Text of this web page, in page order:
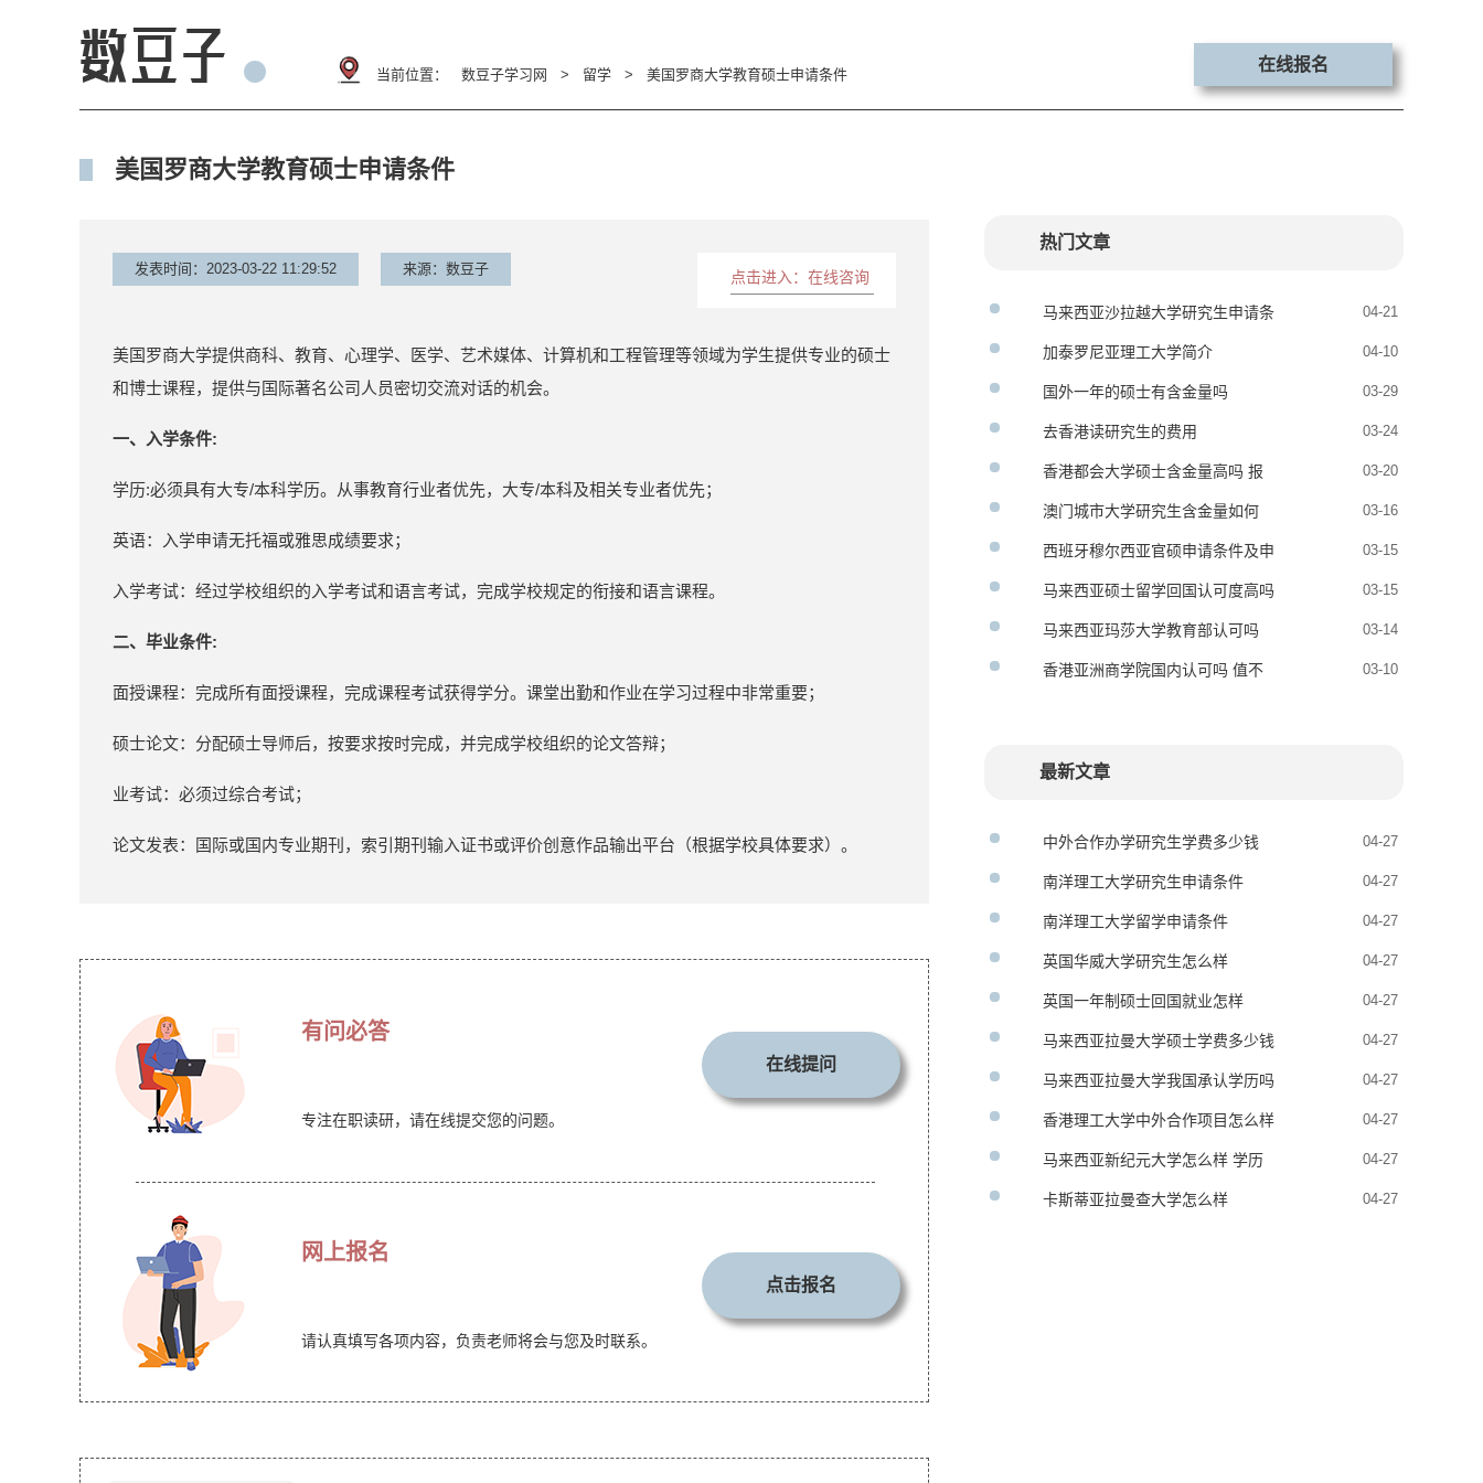
当前位置： 数豆子学习网 > 留学 > 美国罗商大学教育硕士申请条件
在线报名
美国罗商大学教育硕士申请条件
发表时间：2023-03-22 11:29:52 来源：数豆子 点击进入：在线咨询
美国罗商大学提供商科、教育、心理学、医学、艺术媒体、计算机和工程管理等领域为学生提供专业的硕士
和博士课程，提供与国际著名公司人员密切交流对话的机会。
一、入学条件:
学历:必须具有大专/本科学历。从事教育行业者优先，大专/本科及相关专业者优先；
英语：入学申请无托福或雅思成绩要求；
入学考试：经过学校组织的入学考试和语言考试，完成学校规定的衔接和语言课程。
二、毕业条件:
面授课程：完成所有面授课程，完成课程考试获得学分。课堂出勤和作业在学习过程中非常重要；
硕士论文：分配硕士导师后，按要求按时完成，并完成学校组织的论文答辩；
业考试：必须过综合考试；
论文发表：国际或国内专业期刊，索引期刊输入证书或评价创意作品输出平台（根据学校具体要求）。
有问必答
专注在职读研，请在线提交您的问题。
在线提问
网上报名
请认真填写各项内容，负责老师将会与您及时联系。
点击报名
热门文章
马来西亚沙拉越大学研究生申请条
件
04-21
加泰罗尼亚理工大学简介 04-10
国外一年的硕士有含金量吗 03-29
去香港读研究生的费用 03-24
香港都会大学硕士含金量高吗 报
考条件是什么
03-20
澳门城市大学研究生含金量如何 03-16
西班牙穆尔西亚官硕申请条件及申
请材料
03-15
马来西亚硕士留学回国认可度高吗 03-15
马来西亚玛莎大学教育部认可吗 03-14
香港亚洲商学院国内认可吗 值不 03-10
最新文章
中外合作办学研究生学费多少钱 04-27
南洋理工大学研究生申请条件 04-27
南洋理工大学留学申请条件 04-27
英国华威大学研究生怎么样 04-27
英国一年制硕士回国就业怎样 04-27
马来西亚拉曼大学硕士学费多少钱 04-27
马来西亚拉曼大学我国承认学历吗 04-27
香港理工大学中外合作项目怎么样 04-27
马来西亚新纪元大学怎么样 学历
承认吗
04-27
卡斯蒂亚拉曼查大学怎么样 04-27